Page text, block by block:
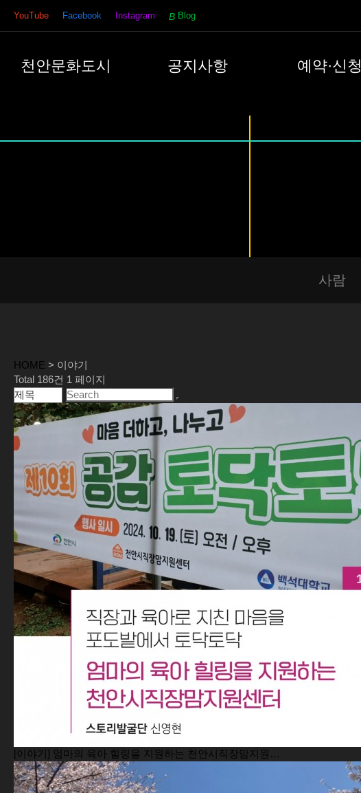
YouTube Facebook Instagram Blog
천안문화도시 공지사항 예약·신청
사람
HOME > 이야기
Total 186건 1 페이지
[이야기] 엄마의 육아 힐링을 지원하는 천안시직장맘지원…